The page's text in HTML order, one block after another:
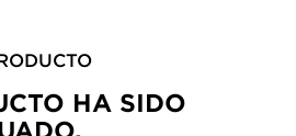
HA SIDO